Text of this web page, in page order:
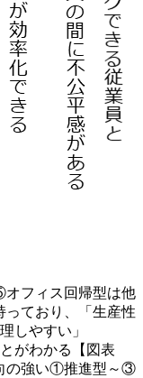
フィス回帰型は他
っており、「生産性
しやすい」
がわかる【図表
の強い①推進型～③